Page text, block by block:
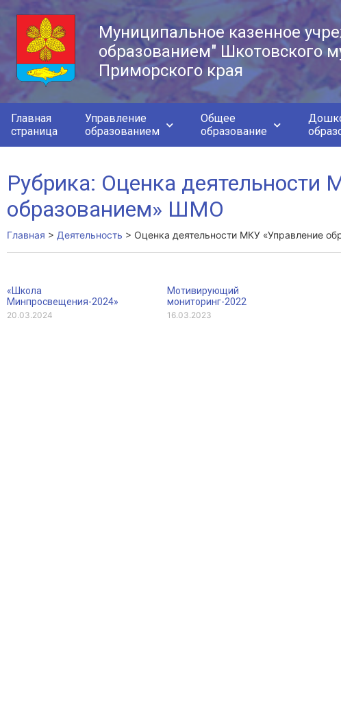
Муниципальное казенное
образованием" Шкотовского
Приморского края
Главная
страница
Управление
образованием
Общее
образование
Рубрика: Оценка деятельности
образованием» ШМО
Главная > Деятельность > Оценка деятельности МКУ «Управление
«Школа
Минпросвещения-2024»
20.03.2024
Мотивирующий
мониторинг-2022
16.03.2023